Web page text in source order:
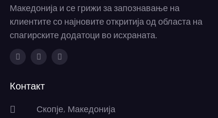
Македонија и се грижи за запознавање на
клиентите со најновите откритија од областа на
спагирските додатоци во исхраната.
Контакт
Скопје, Македонија